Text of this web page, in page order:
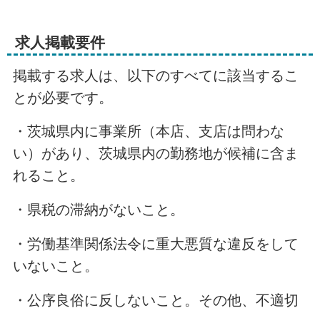
求人掲載要件
掲載する求人は、以下のすべてに該当するこ
とが必要です。
・茨城県内に事業所（本店、支店は問わな
い）があり、茨城県内の勤務地が候補に含ま
れること。
・県税の滞納がないこと。
・労働基準関係法令に重大悪質な違反をして
いないこと。
・公序良俗に反しないこと。その他、不適切